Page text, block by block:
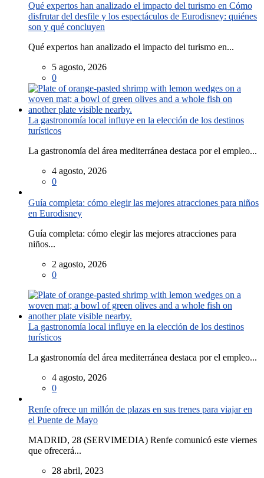
Qué expertos han analizado el impacto del turismo en Cómo
disfrutar del desfile y los espectáculos de Eurodisney: quiénes
son y qué concluyen
Qué expertos han analizado el impacto del turismo en...
5 agosto, 2026
0
La gastronomía local influye en la elección de los destinos
turísticos
La gastronomía del área mediterránea destaca por el empleo...
4 agosto, 2026
0
Guía completa: cómo elegir las mejores atracciones para niños
en Eurodisney
Guía completa: cómo elegir las mejores atracciones para
niños...
2 agosto, 2026
0
La gastronomía local influye en la elección de los destinos
turísticos
La gastronomía del área mediterránea destaca por el empleo...
4 agosto, 2026
0
Renfe ofrece un millón de plazas en sus trenes para viajar en
el Puente de Mayo
MADRID, 28 (SERVIMEDIA) Renfe comunicó este viernes
que ofrecerá...
28 abril, 2023